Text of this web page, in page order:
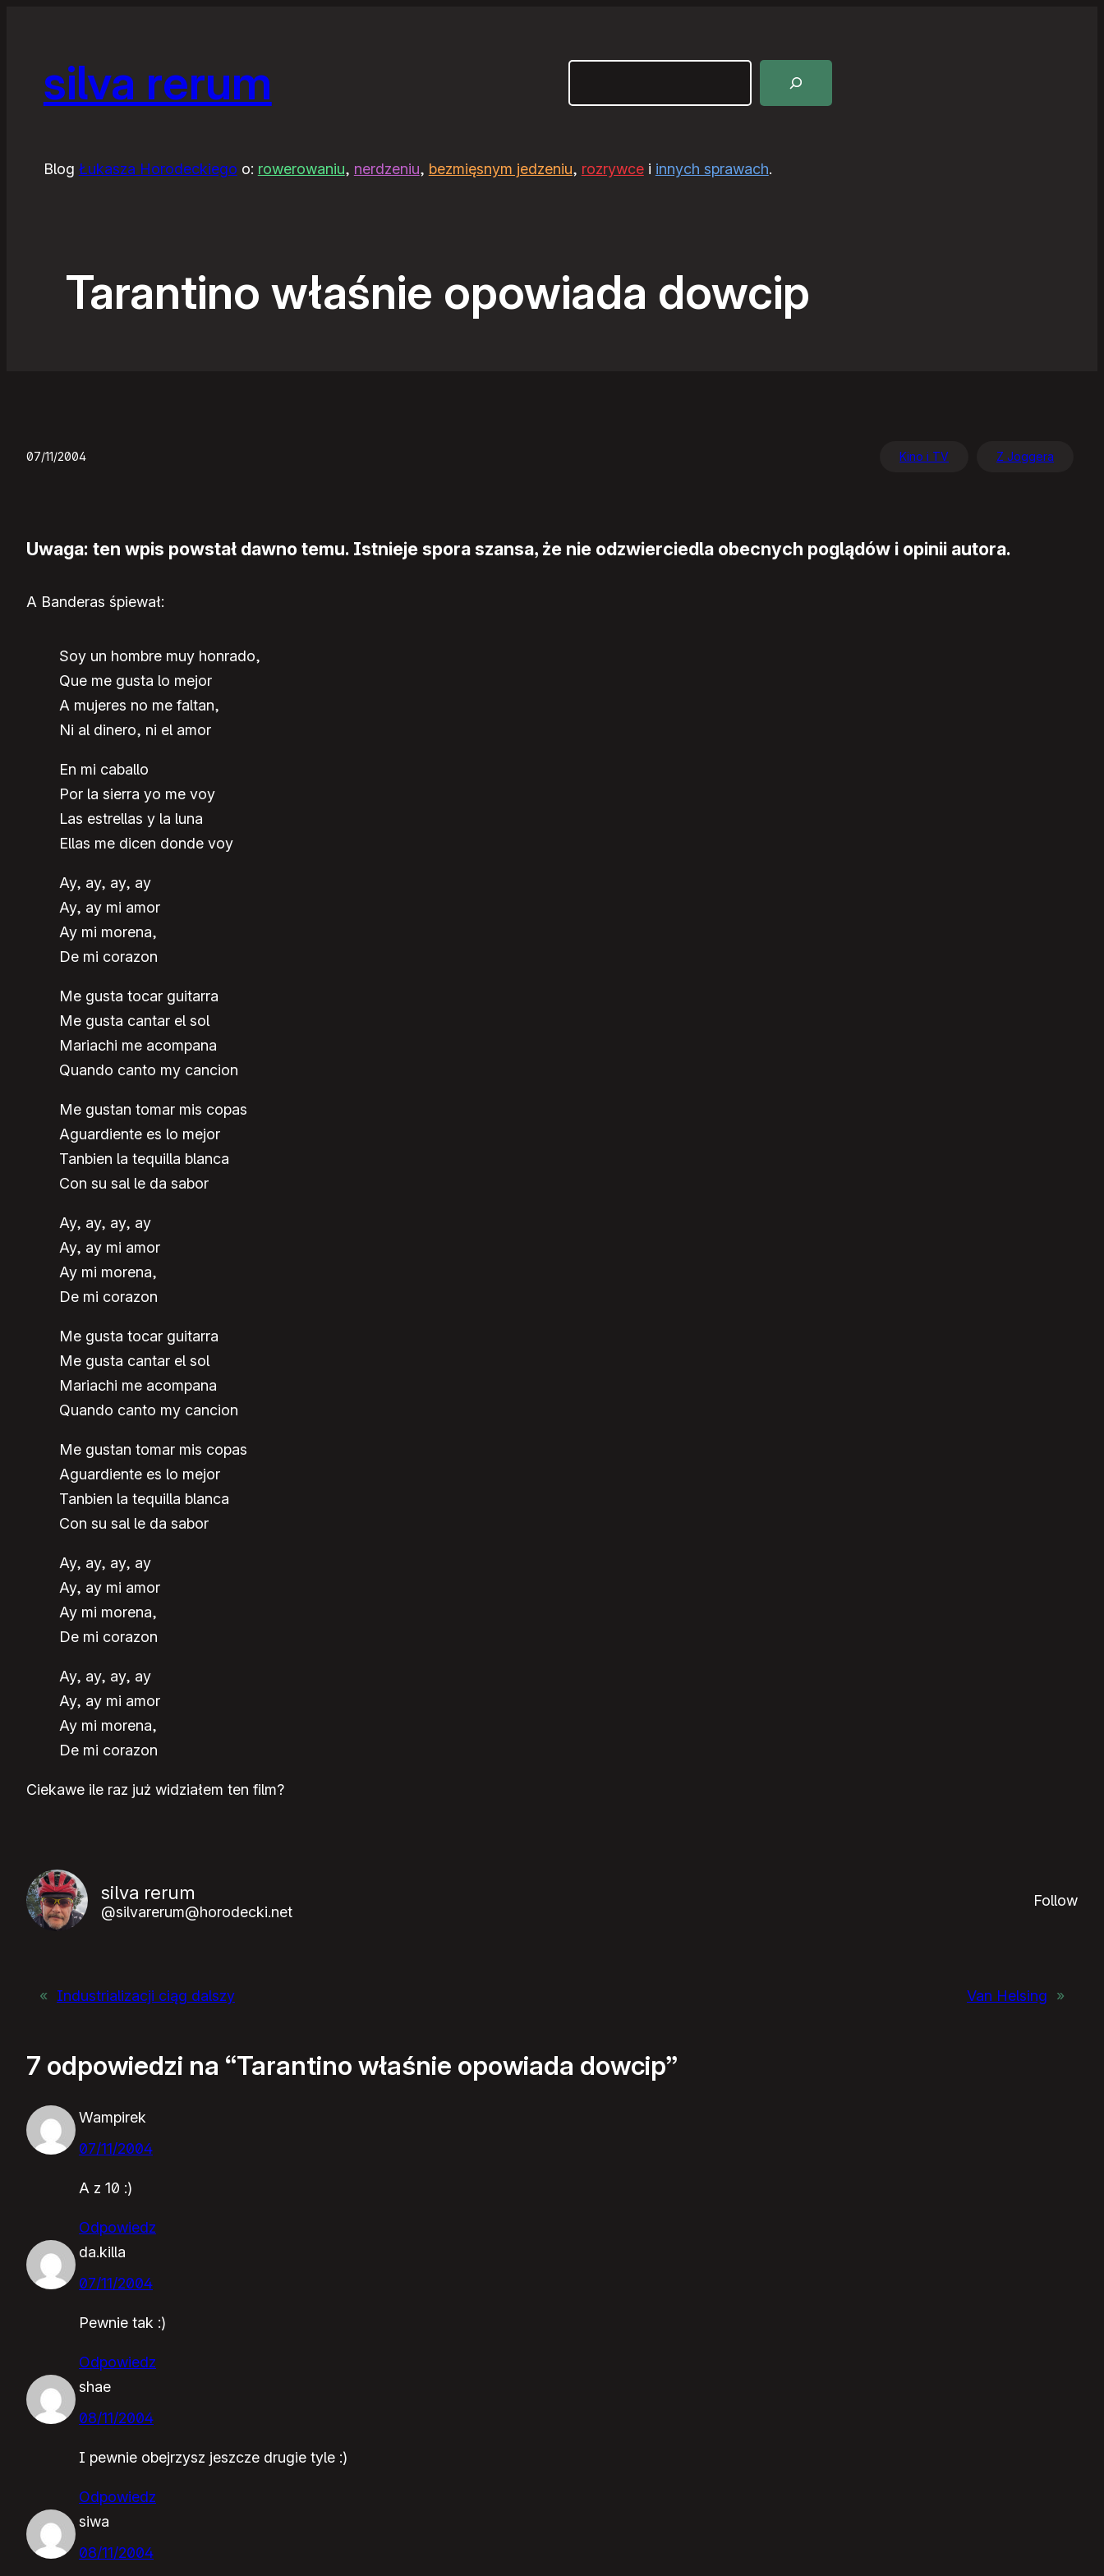
silva rerum
Blog Łukasza Horodeckiego o: rowerowaniu, nerdzeniu, bezmięsnym jedzeniu, rozrywcei innych sprawach.
Tarantino właśnie opowiada dowcip
07/11/2004 Kino i TV Z Joggera
Uwaga: ten wpis powstał dawno temu. Istnieje spora szansa, że nie odzwierciedla obecnych poglądów i opinii autora.
A Banderas śpiewał:
Soy un hombre muy honrado,
Que me gusta lo mejor
A mujeres no me faltan,
Ni al dinero, ni el amor
En mi caballo
Por la sierra yo me voy
Las estrellas y la luna
Ellas me dicen donde voy
Ay, ay, ay, ay
Ay, ay mi amor
Ay mi morena,
De mi corazon
Me gusta tocar guitarra
Me gusta cantar el sol
Mariachi me acompana
Quando canto my cancion
Me gustan tomar mis copas
Aguardiente es lo mejor
Tanbien la tequilla blanca
Con su sal le da sabor
Ay, ay, ay, ay
Ay, ay mi amor
Ay mi morena,
De mi corazon
Me gusta tocar guitarra
Me gusta cantar el sol
Mariachi me acompana
Quando canto my cancion
Me gustan tomar mis copas
Aguardiente es lo mejor
Tanbien la tequilla blanca
Con su sal le da sabor
Ay, ay, ay, ay
Ay, ay mi amor
Ay mi morena,
De mi corazon
Ay, ay, ay, ay
Ay, ay mi amor
Ay mi morena,
De mi corazon
Ciekawe ile raz już widziałem ten film?
silva rerum
@silvarerum@horodecki.net
Follow
« Industrializacji ciąg dalszy Van Helsing »
7 odpowiedzi na “Tarantino właśnie opowiada dowcip”
Wampirek
07/11/2004
A z 10 :)
Odpowiedz
da.killa
07/11/2004
Pewnie tak :)
Odpowiedz
shae
08/11/2004
I pewnie obejrzysz jeszcze drugie tyle :)
Odpowiedz
siwa
08/11/2004